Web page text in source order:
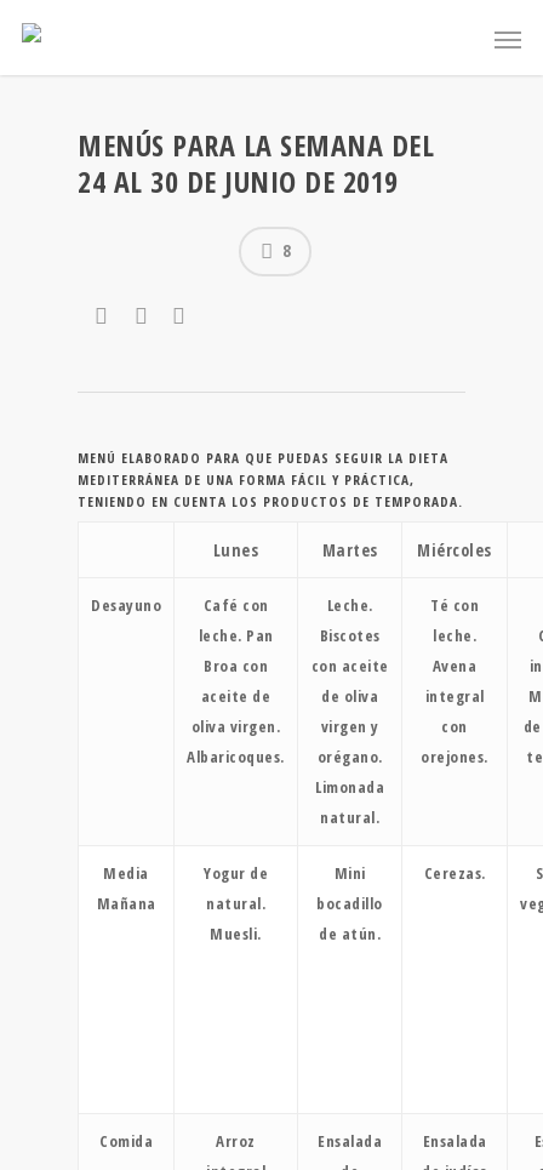
MENÚS PARA LA SEMANA DEL
24 AL 30 DE JUNIO DE 2019
8
MENÚ ELABORADO PARA QUE PUEDAS SEGUIR LA DIETA
MEDITERRÁNEA DE UNA FORMA FÁCIL Y PRÁCTICA,
TENIENDO EN CUENTA LOS PRODUCTOS DE TEMPORADA.
Lunes Martes Miércoles
Desayuno
Café con
leche. Pan
Broa con
aceite de
oliva virgen.
Albaricoques.
Leche.
Biscotes
con aceite
de oliva
virgen y
orégano.
Limonada
natural.
Té con
leche.
Avena
integral
con
orejones.
Media
Mañana
Yogur de
natural.
Muesli.
Mini
bocadillo
de atún.
Cerezas.
Comida
Arroz
Ensalada
Ensalada